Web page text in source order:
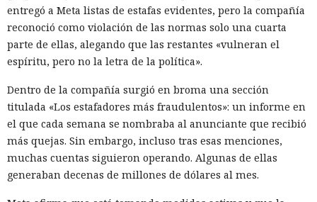
entregó a Meta listas de estafas evidentes, pero la compañía
reconoció como violación de las normas solo una cuarta
parte de ellas, alegando que las restantes «vulneran el
espíritu, pero no la letra de la política».
Dentro de la compañía surgió en broma una sección
titulada «Los estafadores más fraudulentos»: un informe en
el que cada semana se nombraba al anunciante que recibió
más quejas. Sin embargo, incluso tras esas menciones,
muchas cuentas siguieron operando. Algunas de ellas
generaban decenas de millones de dólares al mes.